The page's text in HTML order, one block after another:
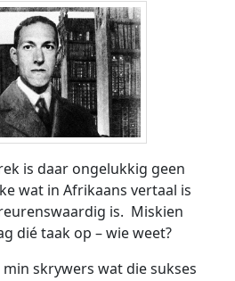
is daar ongelukkig geen
wat in Afrikaans vertaal is
is. Miskien
dié taak op – wie weet?
skrywers wat die sukses